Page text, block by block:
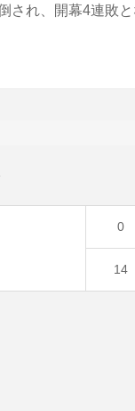
され、開幕4連敗と
0
14